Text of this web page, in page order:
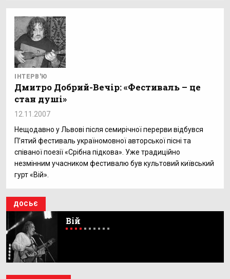
ІНТЕРВ'Ю
Дмитро Добрий-Вечір: «Фестиваль – це
стан душі»
12.11.2007
Нещодавно у Львові після семирічної перерви відбувся
П’ятий фестиваль україномовної авторської пісні та
співаної поезії «Срібна підкова». Уже традиційно
незмінним учасником фестивалю був культовий київський
гурт «Вій».
ДОСЬЄ
Вій